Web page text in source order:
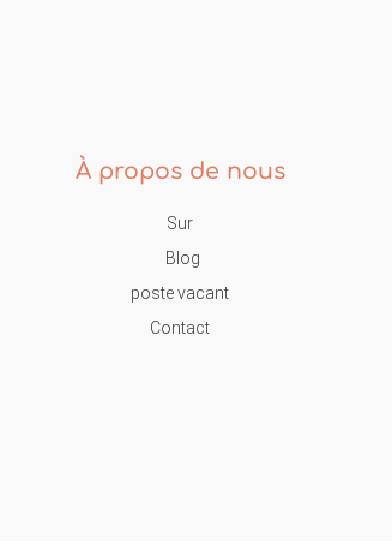
À propos de nous
Sur
Blog
poste vacant
Contact